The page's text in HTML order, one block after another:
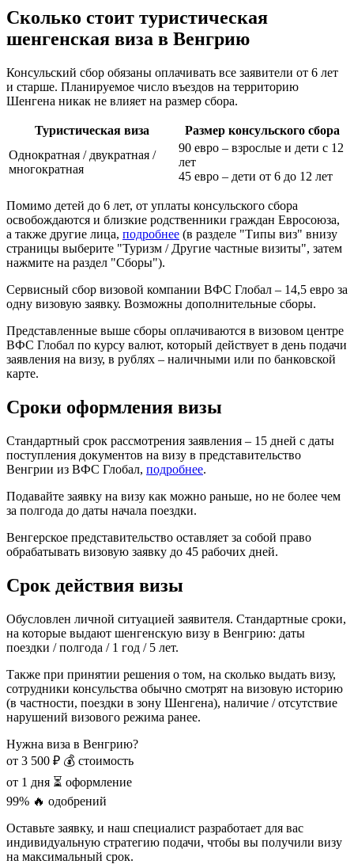
Сколько стоит туристическая
шенгенская виза в Венгрию
Консульский сбор обязаны оплачивать все заявители от 6 лет
и старше. Планируемое число въездов на территорию
Шенгена никак не влияет на размер сбора.
Туристическая виза
Размер консульского сбора
Однократная / двукратная /
многократная
90 евро – взрослые и дети с 12
лет
45 евро – дети от 6 до 12 лет
Помимо детей до 6 лет, от уплаты консульского сбора
освобождаются и близкие родственники граждан Евросоюза,
а также другие лица, подробнее (в разделе "Типы виз" внизу
страницы выберите "Туризм / Другие частные визиты", затем
нажмите на раздел "Сборы").
Сервисный сбор визовой компании ВФС Глобал – 14,5 евро за
одну визовую заявку. Возможны дополнительные сборы.
Представленные выше сборы оплачиваются в визовом центре
ВФС Глобал по курсу валют, который действует в день подачи
заявления на визу, в рублях – наличными или по банковской
карте.
Сроки оформления визы
Стандартный срок рассмотрения заявления – 15 дней с даты
поступления документов на визу в представительство
Венгрии из ВФС Глобал, подробнее.
Подавайте заявку на визу как можно раньше, но не более чем
за полгода до даты начала поездки.
Венгерское представительство оставляет за собой право
обрабатывать визовую заявку до 45 рабочих дней.
Срок действия визы
Обусловлен личной ситуацией заявителя. Стандартные сроки,
на которые выдают шенгенскую визу в Венгрию: даты
поездки / полгода / 1 год / 5 лет.
Также при принятии решения о том, на сколько выдать визу,
сотрудники консульства обычно смотрят на визовую историю
(в частности, поездки в зону Шенгена), наличие / отсутствие
нарушений визового режима ранее.
Нужна виза в Венгрию?
от 3 500 ₽ 💰 стоимость
от 1 дня ⏳ оформление
99% 🔥 одобрений
Оставьте заявку, и наш специалист разработает для вас
индивидуальную стратегию подачи, чтобы вы получили визу
на максимальный срок.